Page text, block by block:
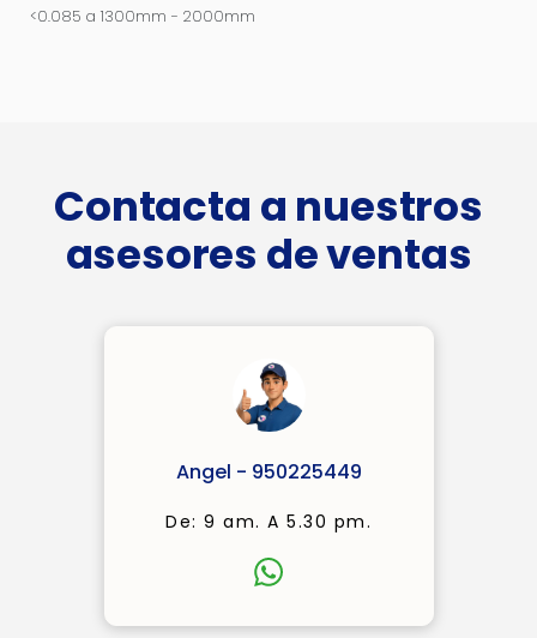
<0.085 a 1300mm - 2000mm
Contacta a nuestros
asesores de ventas
Angel - 950225449
De: 9 am. A 5.30 pm.